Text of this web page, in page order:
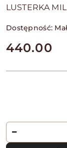
LUSTERKA
Dostępność:
cena:
440.00
Ilość